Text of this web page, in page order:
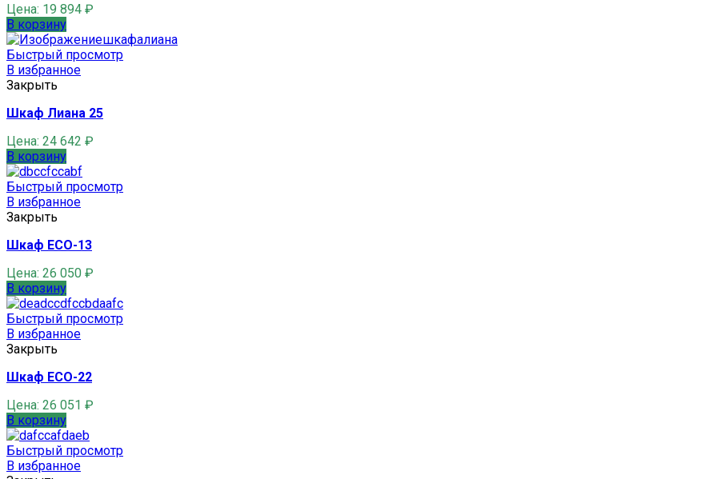
Цена: 19 894 ₽
В корзину
Быстрый просмотр
В избранное
Закрыть
Шкаф Лиана 25
Цена: 24 642 ₽
В корзину
Быстрый просмотр
В избранное
Закрыть
Шкаф ECO-13
Цена: 26 050 ₽
В корзину
Быстрый просмотр
В избранное
Закрыть
Шкаф ECO-22
Цена: 26 051 ₽
В корзину
Быстрый просмотр
В избранное